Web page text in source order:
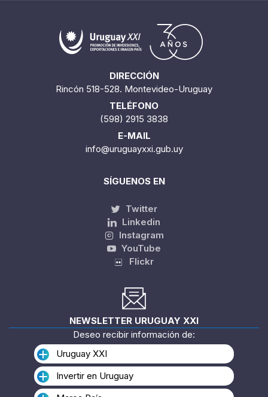
DIRECCIÓN
Rincón 518-528. Montevideo-Uruguay
TELÉFONO
(598) 2915 3838
E-MAIL
info@uruguayxxi.gub.uy
SÍGUENOS EN
Twitter
Linkedin
Instagram
YouTube
Flickr
NEWSLETTER URUGUAY XXI
Deseo recibir información de:
Uruguay XXI
Invertir en Uruguay